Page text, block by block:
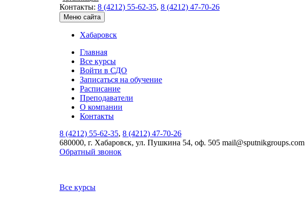
Контакты: 8 (4212) 55-62-35, 8 (4212) 47-70-26
Меню сайта
Хабаровск
Главная
Все курсы
Войти в СДО
Записаться на обучение
Расписание
Преподаватели
О компании
Контакты
8 (4212) 55-62-35, 8 (4212) 47-70-26
680000, г. Хабаровск, ул. Пушкина 54, оф. 505 mail@sputnikgroups.com
Обратный звонок
Все курсы